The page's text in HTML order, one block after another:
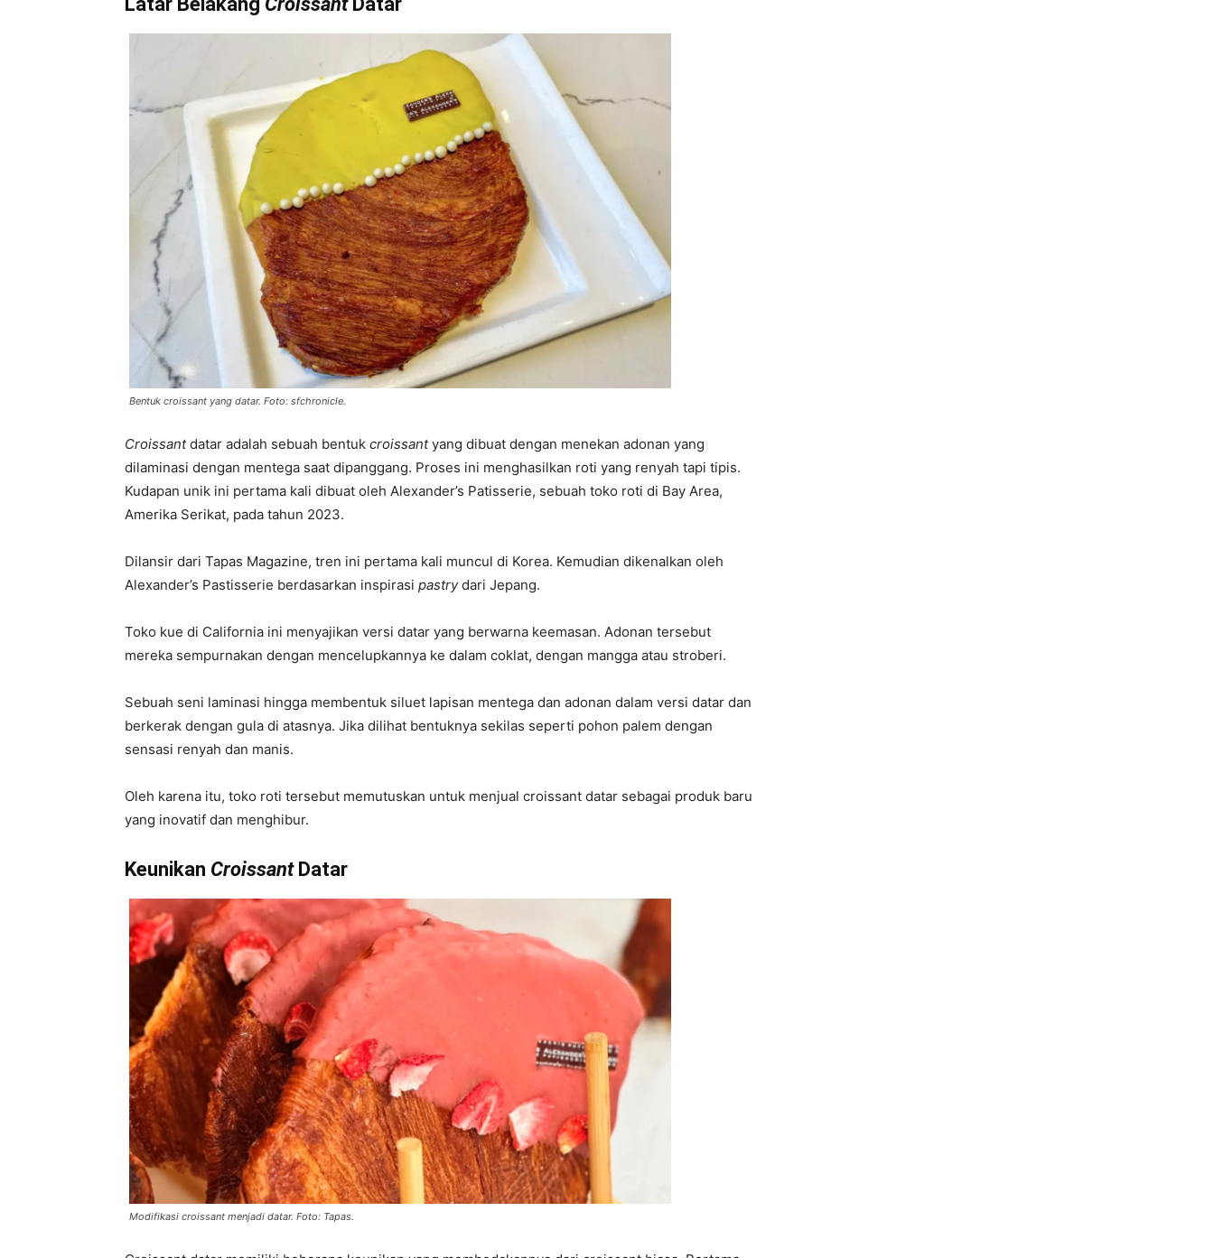
Bentuk croissant yang datar. Foto: sfchronicle.
Croissantdatar adalah sebuah bentuk croissantyang dibuat dengan menekan adonan yang
dilaminasi dengan mentega saat dipanggang. Proses ini menghasilkan roti yang renyah tapi tipis.
Kudapan unik ini pertama kali dibuat oleh Alexander’s Patisserie, sebuah toko roti di Bay Area,
Amerika Serikat, pada tahun 2023.
Dilansir dari Tapas Magazine, tren ini pertama kali muncul di Korea. Kemudian dikenalkan oleh
Alexander’s Pastisserie berdasarkan inspirasi pastrydari Jepang.
Toko kue di California ini menyajikan versi datar yang berwarna keemasan. Adonan tersebut
mereka sempurnakan dengan mencelupkannya ke dalam coklat, dengan mangga atau stroberi.
Sebuah seni laminasi hingga membentuk siluet lapisan mentega dan adonan dalam versi datar dan
berkerak dengan gula di atasnya. Jika dilihat bentuknya sekilas seperti pohon palem dengan
sensasi renyah dan manis.
Oleh karena itu, toko roti tersebut memutuskan untuk menjual croissant datar sebagai produk baru
yang inovatif dan menghibur.
Keunikan Croissant Datar
Modifikasi croissant menjadi datar. Foto: Tapas.